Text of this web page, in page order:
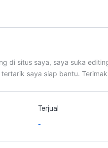
bentuk (JPEG, PDF,
Karya Ilmiah" sendiri
Untuk harganya saya
di situs saya, saya suka
saya siap bantu.
Terjual
-